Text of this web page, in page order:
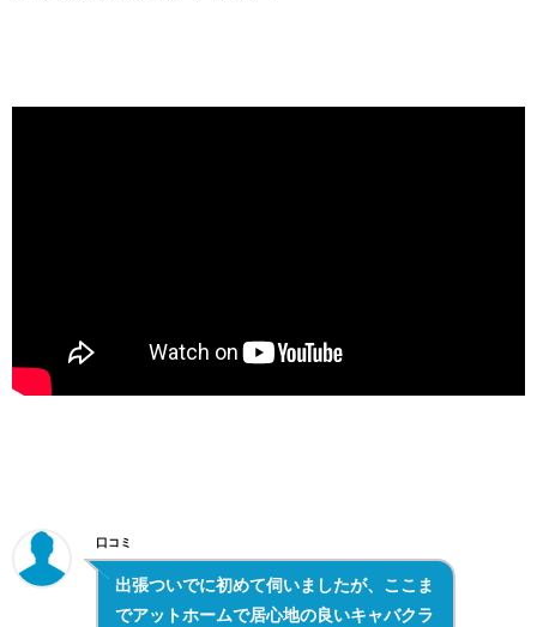
口コミ
出張ついでに初めて伺いましたが、ここま
でアットホームで居心地の良いキャバクラ